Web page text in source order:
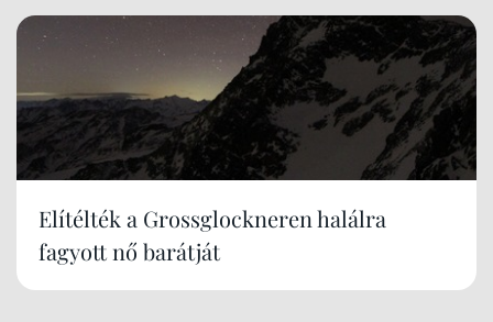
Elítélték a Grossglockneren halálra
fagyott nő barátját